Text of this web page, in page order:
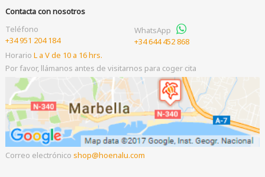
Contacta con nosotros
Teléfono
+34 951 204 184
WhatsApp
+34 644 452 868
Horario L a V de 10 a 16 hrs.
Por favor, llámanos antes de visitarnos para coger cita
Correo electrónico shop hoenalu.com